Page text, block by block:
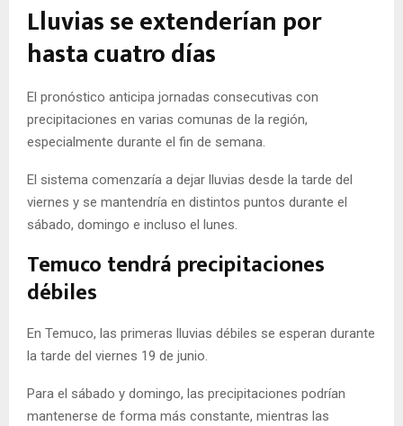
Lluvias se extenderían por
hasta cuatro días
El pronóstico anticipa jornadas consecutivas con
precipitaciones en varias comunas de la región,
especialmente durante el fin de semana.
El sistema comenzaría a dejar lluvias desde la tarde del
viernes y se mantendría en distintos puntos durante el
sábado, domingo e incluso el lunes.
Temuco tendrá precipitaciones
débiles
En Temuco, las primeras lluvias débiles se esperan durante
la tarde del viernes 19 de junio.
Para el sábado y domingo, las precipitaciones podrían
mantenerse de forma más constante, mientras las